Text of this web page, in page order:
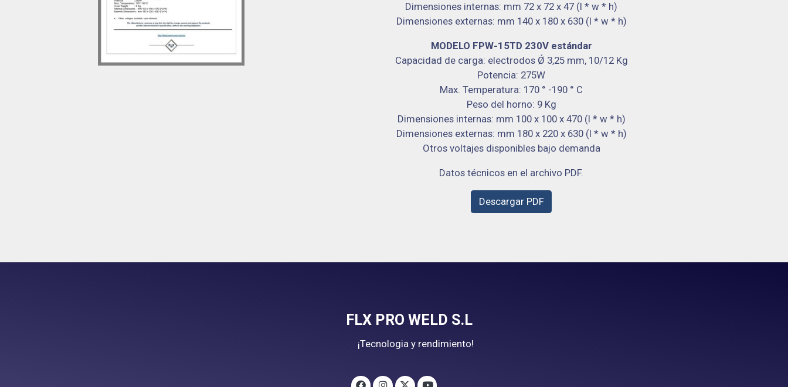
Dimensiones internas: mm 72 x 72 x 47 (l * w * h)
Dimensiones externas: mm 140 x 180 x 630 (l * w * h)
MODELO FPW-15TD 230V estándar
Capacidad de carga: electrodos Ǿ 3,25 mm, 10/12 Kg
Potencia: 275W
Max. Temperatura: 170 ° -190 ° C
Peso del horno: 9 Kg
Dimensiones internas: mm 100 x 100 x 470 (l * w * h)
Dimensiones externas: mm 180 x 220 x 630 (l * w * h)
Otros voltajes disponibles bajo demanda
Datos técnicos en el archivo PDF.
Descargar PDF
FLX PRO WELD S.L
¡Tecnologia y rendimiento!